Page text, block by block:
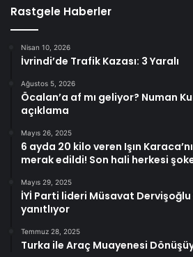
Rastgele Haberler
Nisan 10, 2026
İvrindi’de Trafik Kazası: 3 Yaralı
Ağustos 5, 2026
Öcalan’a af mı geliyor? Numan
açıklama
Mayıs 26, 2025
6 ayda 20 kilo veren Işın
merak edildi! Son hali herkesi
Mayıs 29, 2025
İYİ Parti lideri Müsavat Dervişoğlu
yanıtlıyor
Temmuz 28, 2025
Turka ile Araç Muayenesi